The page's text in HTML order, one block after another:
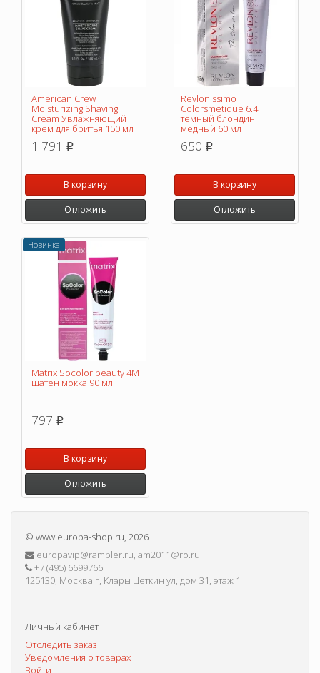
American Crew
Moisturizing Shaving
Cream Увлажняющий
крем для бритья 150 мл
1 791 p
В корзину
Отложить
Revlonissimo
Colorsmetique 6.4
темный блондин
медный 60 мл
650 p
В корзину
Отложить
Новинка
Matrix Socolor beauty 4M
шатен мокка 90 мл
797 p
В корзину
Отложить
© www.europa-shop.ru, 2026
europavip@rambler.ru, am2011@ro.ru
+7 (495) 6699766
125130, Москва г, Клары Цеткин ул, дом 31, этаж 1
Личный кабинет
Отследить заказ
Уведомления о товарах
Войти